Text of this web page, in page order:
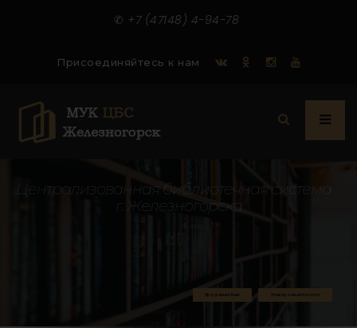
✆ +7 (47148) 4-94-78
Присоединяйтесь к нам
Це трал и з в а ая библ и те ч н ая си сте ма
г. Ж е л е з г рск а
Электронный Каталог
Продление Книг